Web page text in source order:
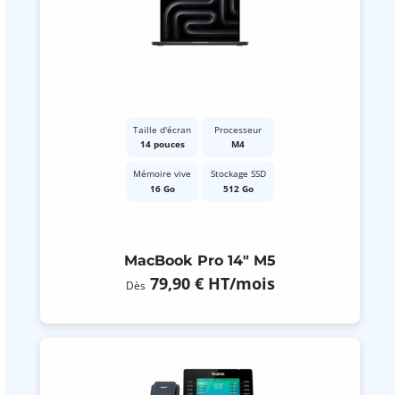
Taille d'écran
14 pouces
Processeur
M4
Mémoire vive
16 Go
Stockage SSD
512 Go
MacBook Pro 14" M5
Dès 79,90 € HT/mois